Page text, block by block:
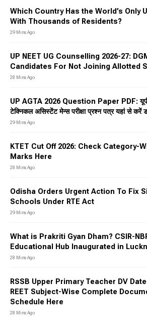
Which Country Has the World’s Only
With Thousands of Residents?
29 Mins Ago
UP NEET UG Counselling 2026-27:
Candidates For Not Joining Allotted
28 Mins Ago
UP AGTA 2026 Question Paper PDF:
टेक्निकल असिस्टेंट मेन्स परीक्षा प्रश्न पत्र यहां से करें
29 Mins Ago
KTET Cut Off 2026: Check Category-
Marks Here
28 Mins Ago
Odisha Orders Urgent Action To Fix
Schools Under RTE Act
29 Mins Ago
What is Prakriti Gyan Dham? CSIR-
Educational Hub Inaugurated in
28 Mins Ago
RSSB Upper Primary Teacher DV
REET Subject-Wise Complete
Schedule Here
28 Mins Ago